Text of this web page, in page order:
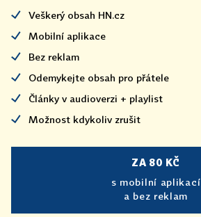
Veškerý obsah HN.cz
Mobilní aplikace
Bez reklam
Odemykejte obsah pro přátele
Články v audioverzi + playlist
Možnost kdykoliv zrušit
ZA 80 KČ
s mobilní aplikací
a bez reklam